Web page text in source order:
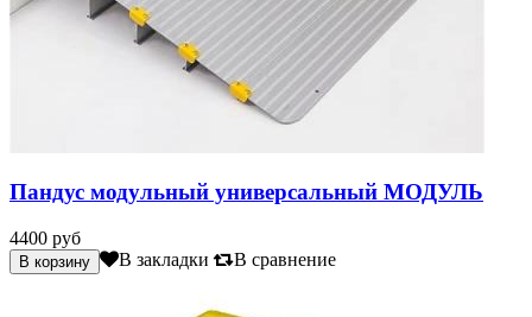
Пандус модульный универсальный МОДУЛЬ
4400 руб
В закладки В сравнение